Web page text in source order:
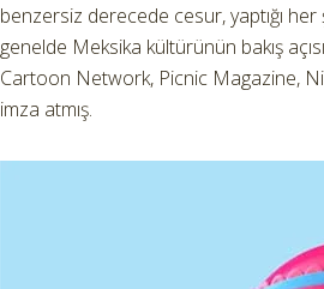
benzersiz derecede cesur, yaptığı
genelde Meksika kültürünün bakış
Cartoon Network, Picnic Magazine,
imza atmış.